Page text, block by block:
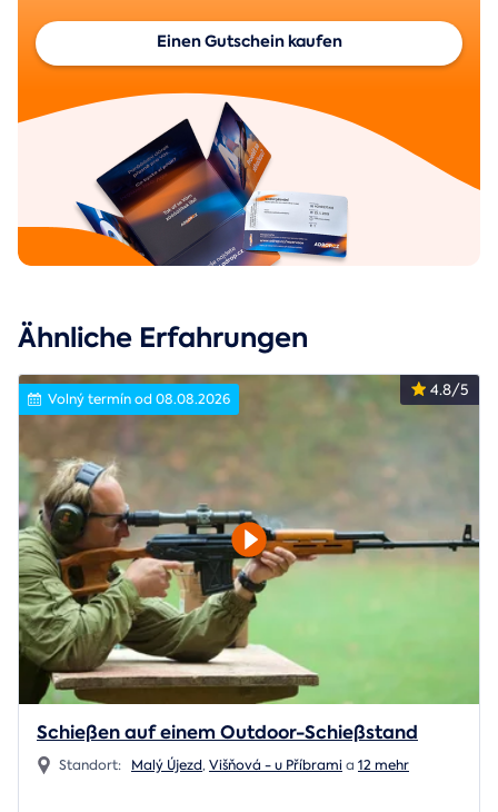
Einen Gutschein kaufen
Ähnliche Erfahrungen
4.8/5
Volný termín od 08.08.2026
Schießen auf einem Outdoor-Schießstand
Standort: Malý Újezd,Višňová - u Příbramia 12 mehr